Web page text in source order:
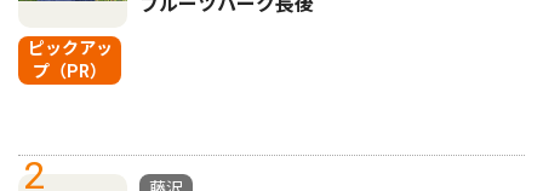
ピックアッ
プ（PR）
2